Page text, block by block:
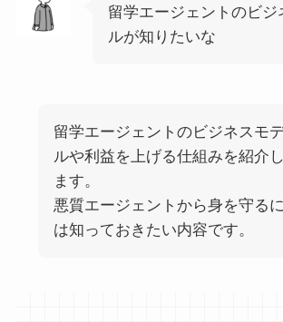
留学エージェントのビジ
ルが知りたいな
留学エージェントのビジネスモ
ルや利益を上げる仕組みを紹介し
ます。
悪質エージェントから身を守るに
は知っておきたい内容です。